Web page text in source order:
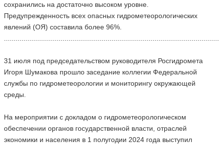
сохранились на достаточно высоком уровне.
Предупрежденность всех опасных гидрометеорологических
явлений (ОЯ) составила более 96%.
31 июля под председательством руководителя Росгидромета
Игоря Шумакова прошло заседание коллегии Федеральной
службы по гидрометеорологии и мониторингу окружающей
среды.
На мероприятии с докладом о гидрометеорологическом
обеспечении органов государственной власти, отраслей
экономики и населения в 1 полугодии 2024 года выступил